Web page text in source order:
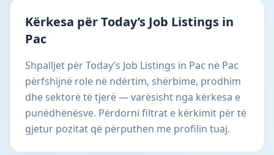
Kërkesa për Today’s Job Listings in
Pac
Shpalljet për Today’s Job Listings in Pac në Pac
përfshijnë role në ndërtim, shërbime, prodhim
dhe sektorë të tjerë — varësisht nga kërkesa e
punëdhënësve. Përdorni filtrat e kërkimit për të
gjetur pozitat që përputhen me profilin tuaj.